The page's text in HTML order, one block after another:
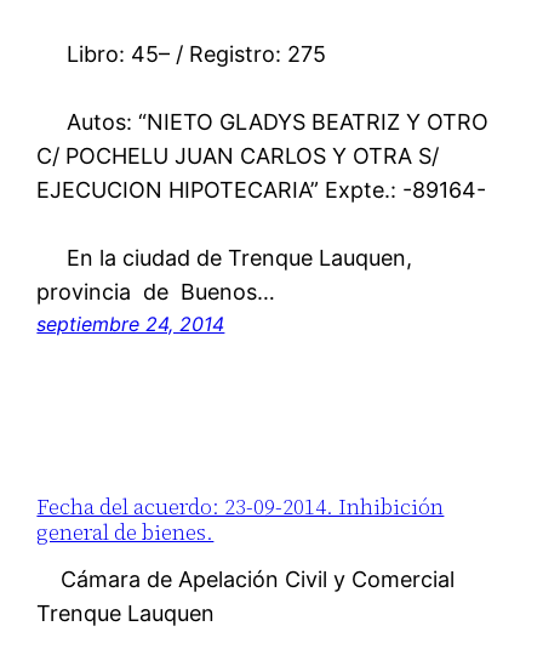
Libro: 45– / Registro: 275
Autos: “NIETO GLADYS BEATRIZ Y OTRO
C/ POCHELU JUAN CARLOS Y OTRA S/
EJECUCION HIPOTECARIA” Expte.: -89164-
En la ciudad de Trenque Lauquen,
provincia de Buenos…
septiembre 24, 2014
Fecha del acuerdo: 23-09-2014. Inhibición
general de bienes.
Cámara de Apelación Civil y Comercial
Trenque Lauquen